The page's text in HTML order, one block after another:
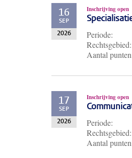
16
SEP
2026
Inschrijving open
Periode:
Rechtsgebied:
Aantal
17
SEP
2026
Inschrijving open
Periode:
Rechtsgebied:
Aantal